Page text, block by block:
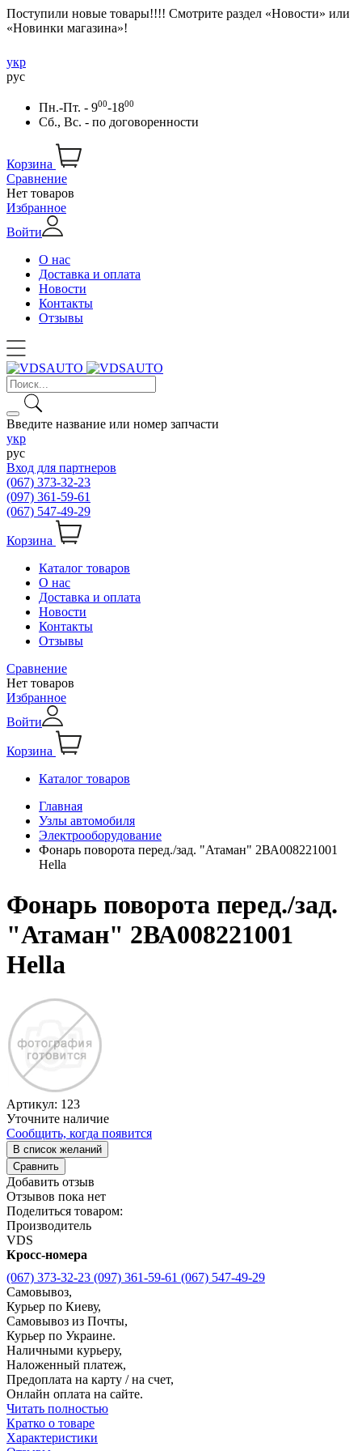
Поступили новые товары!!!! Смотрите раздел «Новости» или
«Новинки магазина»!
укр
рус
Пн.-Пт. - 900-1800
Сб., Вс. - по договоренности
Корзина
Сравнение
Нет товаров
Избранное
Войти
О нас
Доставка и оплата
Новости
Контакты
Отзывы
Введите название или номер запчасти
укр
рус
Вход для партнеров
(067) 373-32-23
(097) 361-59-61
(067) 547-49-29
Корзина
Каталог товаров
О нас
Доставка и оплата
Новости
Контакты
Отзывы
Сравнение
Нет товаров
Избранное
Войти
Корзина
Каталог товаров
Главная
Узлы автомобиля
Электрооборудование
Фонарь поворота перед./зад. "Атаман" 2ВА008221001
Hella
Фонарь поворота перед./зад.
"Атаман" 2ВА008221001
Hella
Артикул: 123
Уточните наличие
Сообщить, когда появится
В список желаний
Сравнить
Добавить отзыв
Отзывов пока нет
Поделиться товаром:
Производитель
VDS
Кросс-номера
(067) 373-32-23 (097) 361-59-61 (067) 547-49-29
Самовывоз,
Курьер по Киеву,
Самовывоз из Почты,
Курьер по Украине.
Наличными курьеру,
Наложенный платеж,
Предоплата на карту / на счет,
Онлайн оплата на сайте.
Читать полностью
Кратко о товаре
Характеристики